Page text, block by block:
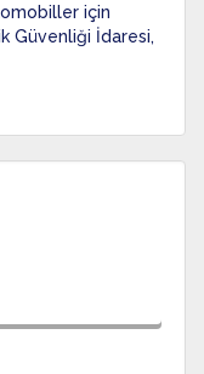
için
Güvenliği İdaresi,